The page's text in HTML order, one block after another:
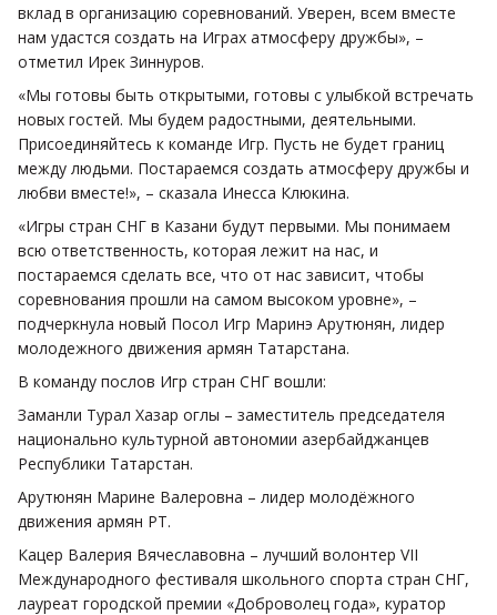
вклад в организацию соревнований. Уверен, всем вместе
нам удастся создать на Играх атмосферу дружбы», –
отметил Ирек Зиннуров.
«Мы готовы быть открытыми, готовы с улыбкой встречать
новых гостей. Мы будем радостными, деятельными.
Присоединяйтесь к команде Игр. Пусть не будет границ
между людьми. Постараемся создать атмосферу дружбы и
любви вместе!», – сказала Инесса Клюкина.
«Игры стран СНГ в Казани будут первыми. Мы понимаем
всю ответственность, которая лежит на нас, и
постараемся сделать все, что от нас зависит, чтобы
соревнования прошли на самом высоком уровне», –
подчеркнула новый Посол Игр Маринэ Арутюнян, лидер
молодежного движения армян Татарстана.
В команду послов Игр стран СНГ вошли:
Заманли Турал Хазар оглы – заместитель председателя
национально культурной автономии азербайджанцев
Республики Татарстан.
Арутюнян Марине Валеровна – лидер молодёжного
движения армян РТ.
Кацер Валерия Вячеславовна – лучший волонтер VII
Международного фестиваля школьного спорта стран СНГ,
лауреат городской премии «Доброволец года», куратор